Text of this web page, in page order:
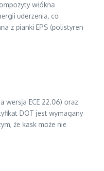
włókna
uderzenia, co
z pianki EPS (polistyren
wersja ECE 22.06) oraz
DOT jest wymagany
że kask może nie